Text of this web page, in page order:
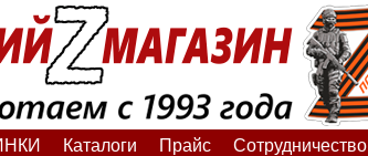
Каталоги Прайс Сотрудничество